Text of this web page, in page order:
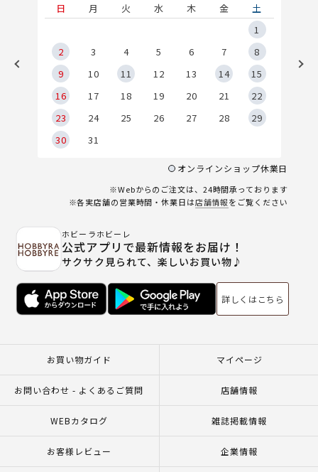
日
月 火 水 木 金
土
1
2
3 4 5 6 7
8
9
10 11 12 13 14
15
16
17 18 19 20 21
22
23
24 25 26 27 28
29
30
31
オンラインショップ休業日
※Webからのご注文は、24時間承っております
※各実店舗の営業時間・休業日は店舗情報をご覧ください
ホビーラホビーレ
公式アプリで最新情報をお届け！
サクサク見られて、楽しいお買い物♪
詳しくはこちら
お買い物ガイド マイページ
お問い合わせ - よくあるご質問 店舗情報
WEBカタログ 雑誌掲載情報
お客様レビュー 企業情報